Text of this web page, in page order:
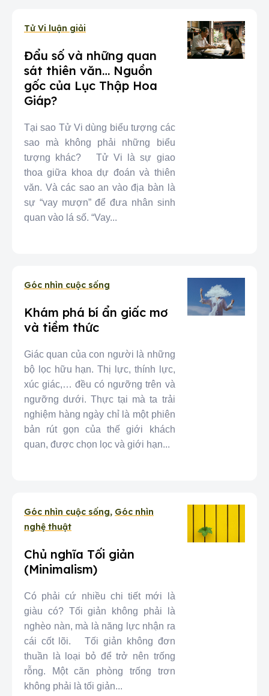
Tử Vi luận giải
Đẩu số và những quan
sát thiên văn… Nguồn
gốc của Lục Thập Hoa
Giáp?
Tại sao Tử Vi dùng biểu tượng các
sao mà không phải những biểu
tượng khác? Tử Vi là sự giao
thoa giữa khoa dự đoán và thiên
văn. Và các sao an vào địa bàn là
sự “vay mượn” để đưa nhân sinh
quan vào lá số. “Vay...
Góc nhìn cuộc sống
Khám phá bí ẩn giấc mơ
và tiềm thức
Giác quan của con người là những
bộ lọc hữu hạn. Thị lực, thính lực,
xúc giác,… đều có ngưỡng trên và
ngưỡng dưới. Thực tại mà ta trải
nghiệm hàng ngày chỉ là một phiên
bản rút gọn của thế giới khách
quan, được chọn lọc và giới hạn...
Góc nhìn cuộc sống, Góc nhìn
nghệ thuật
Chủ nghĩa Tối giản
(Minimalism)
Có phải cứ nhiều chi tiết mới là
giàu có? Tối giản không phải là
nghèo nàn, mà là năng lực nhận ra
cái cốt lõi. Tối giản không đơn
thuần là loại bỏ để trở nên trống
rỗng. Một căn phòng trống trơn
không phải là tối giản...